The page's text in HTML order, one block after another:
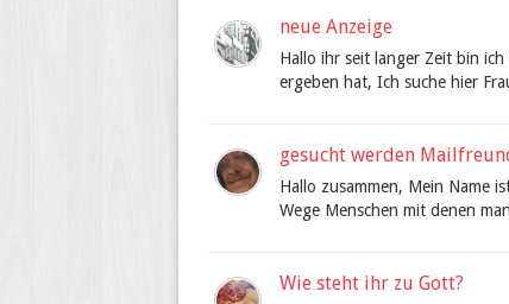
neue Anzeige
Hallo ihr seit langer Zeit bin
ergeben hat, Ich suche hier
gesucht werden
Hallo zusammen, Mein Name
Wege Menschen mit denen
Wie steht ihr zu Gott?